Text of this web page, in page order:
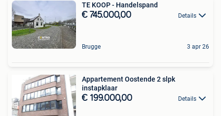
TE KOOP - Handelspand
€ 745.000,00 Details
Brugge 3 apr 26
Appartement Oostende 2 slpk
instapklaar
€ 199.000,00 Details